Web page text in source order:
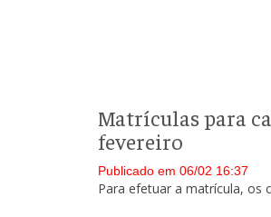
Matrículas para
fevereiro
Publicado em 06/02 16:37
Para efetuar a matrícula, os